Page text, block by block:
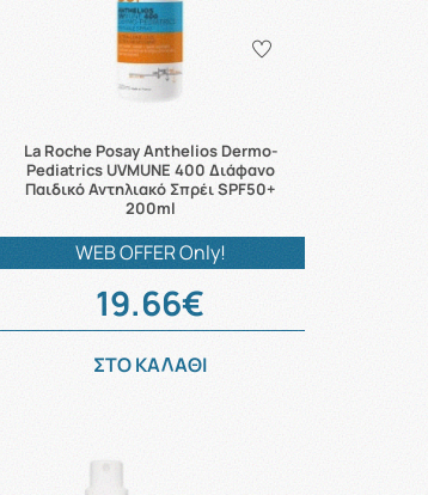
La Roche Posay Anthelios Dermo-
Pediatrics UVMUNE 400 Διάφανο
Παιδικό Αντηλιακό Σπρέι SPF50+
200ml
WEB OFFER Only!
19.66€
ΣΤΟ ΚΑΛΑΘΙ